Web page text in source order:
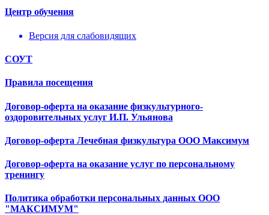
Центр обучения
Версия для слабовидящих
СОУТ
Правила посещения
Договор-оферта на оказание физкультурного-
оздоровительных услуг И.П. Ульянова
Договор-оферта Лечебная физкультура ООО Максимум
Договор-оферта на оказание услуг по персональному
тренингу
Политика обработки персональных данных ООО
"МАКСИМУМ"